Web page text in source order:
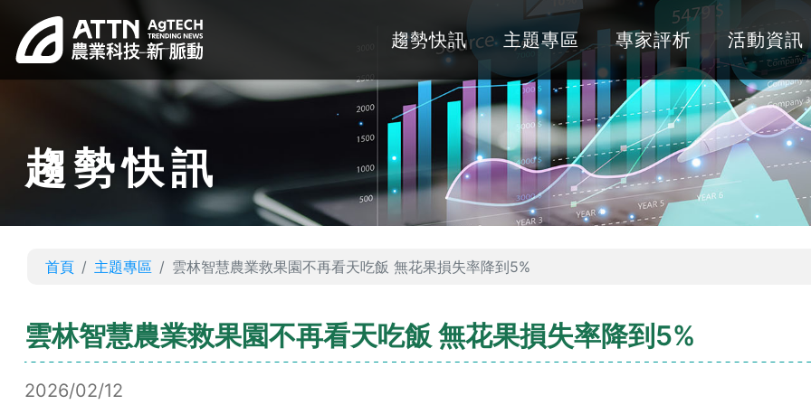
趨勢快訊 主題專區 專家評析 活動資訊
趨勢快訊
首頁 主題專區 雲林智慧農業救果園不再看天吃飯 無花果損失率降到5%
雲林智慧農業救果園不再看天吃飯 無花果損失率降到5%
2026/02/12